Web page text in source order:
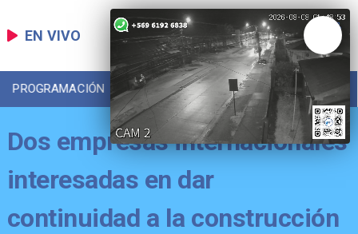
EN VIVO
PROGRAMACIÓN LOCAL DEPORTES
Dos empresas internacionales
interesadas en dar
continuidad a la construcción